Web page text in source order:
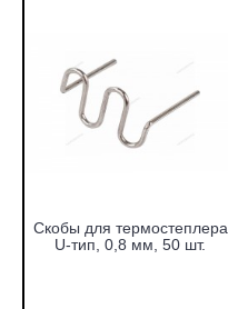
Скобы для термостеплера
U-тип, 0,8 мм, 50 шт.